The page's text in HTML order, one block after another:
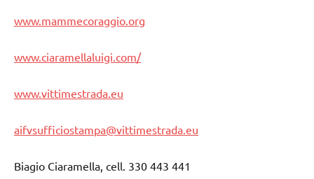
www.mammecoraggio.org
www.ciaramellaluigi.com/
www.vittimestrada.eu
aifvsufficiostampa@vittimestrada.eu
Biagio Ciaramella, cell. 330 443 441